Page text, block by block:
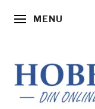
SKIFTE
MENU